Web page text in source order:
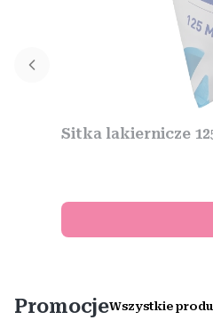
Sitka lakiernicze
PromocjeWszystkie